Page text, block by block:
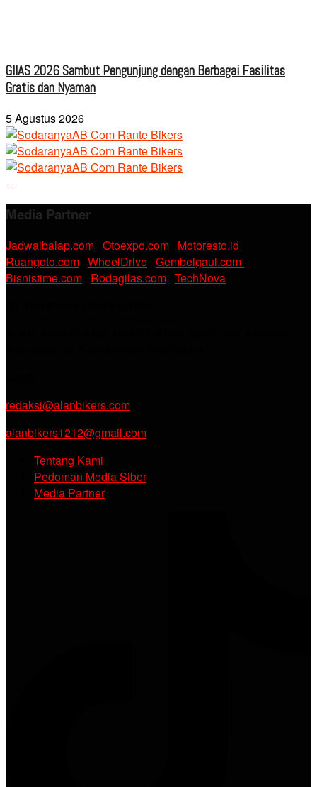
GIIAS 2026 Sambut Pengunjung dengan Berbagai Fasilitas
Gratis dan Nyaman
5 Agustus 2026
Media Partner
Jadwalbalap.com Otoexpo.com Motoresto.id
Ruangoto.com WheelDrive Gembelgaul.com
Bisnistime.com Rodagilas.com TechNova
redaksi@alanbikers.com
alanbikers1212@gmail.com
Tentang Kami
Pedoman Media Siber
Media Partner